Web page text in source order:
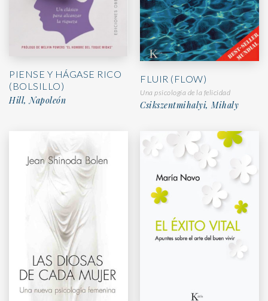
PIENSE Y HÁGASE RICO
(BOLSILLO)
Hill, Napoleón
FLUIR (FLOW)
Una psicología de la felicidad
Csikszentmihalyi, Mihaly